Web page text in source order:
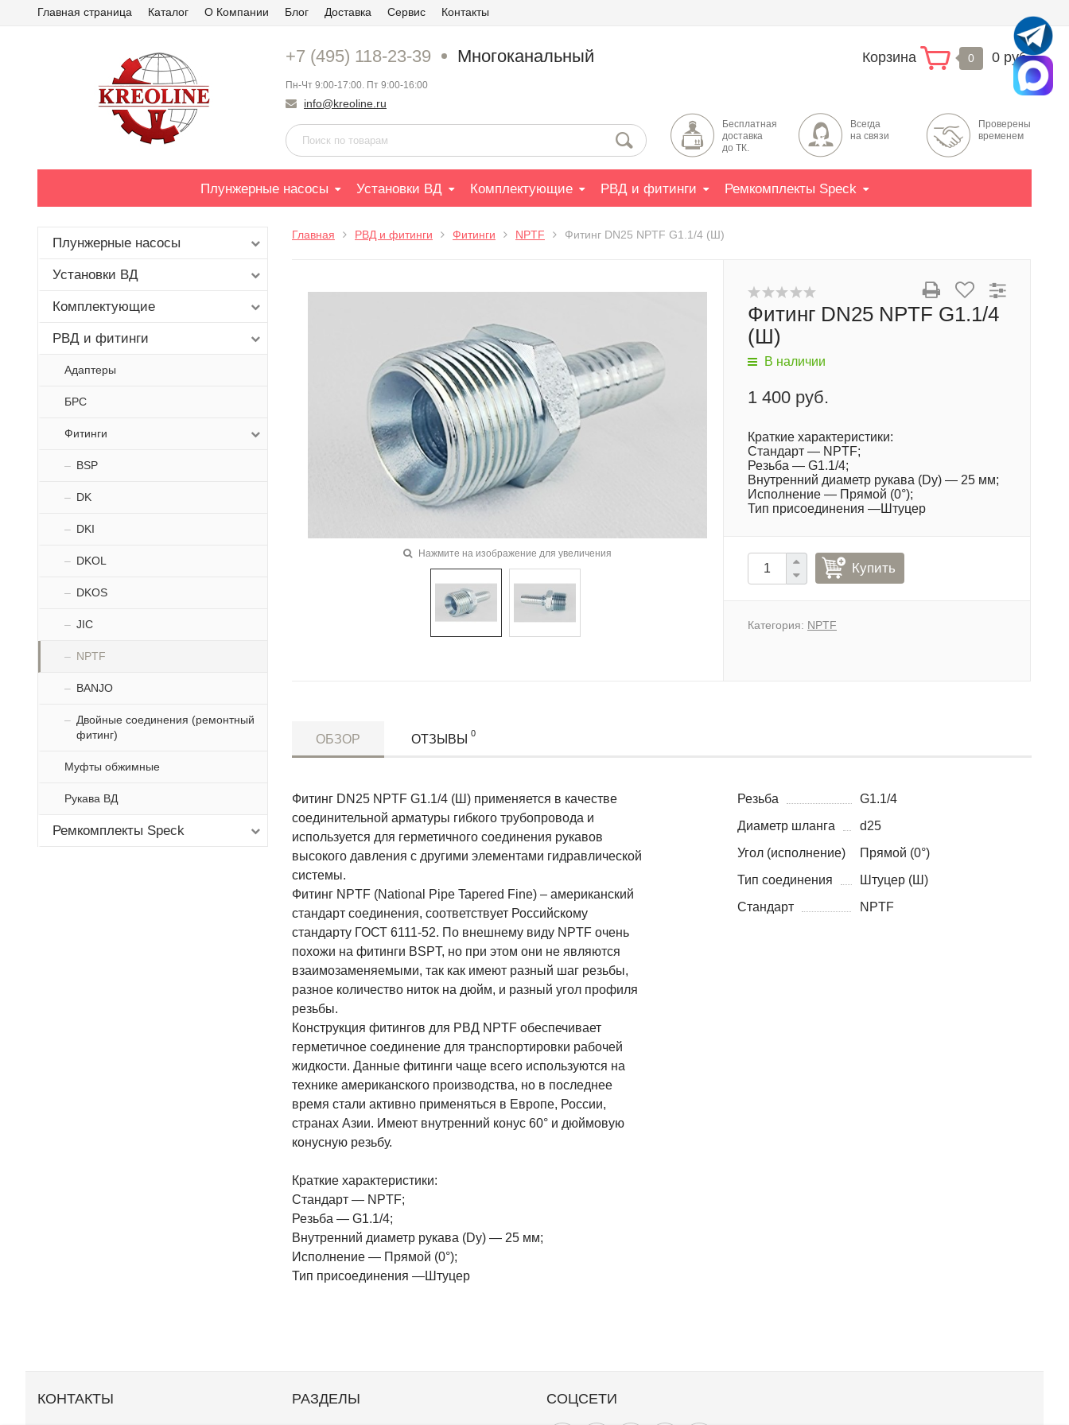
Главная страница Каталог О Компании Блог Доставка Сервис Контакты
+7 (495) 118-23-39 Многоканальный
Пн-Чт 9:00-17:00. Пт 9:00-16:00
info@kreoline.ru
Корзина 0 0 руб.
Бесплатная
доставка
до ТК.
Всегда
на связи
Проверены
временем
Плунжерные насосы Установки ВД Комплектующие РВД и фитинги Ремкомплекты Speck
Плунжерные насосы
Установки ВД
Комплектующие
РВД и фитинги
Адаптеры
БРС
Фитинги
BSP
DK
DKI
DKOL
DKOS
JIC
NPTF
BANJO
Двойные соединения (ремонтный
фитинг)
Муфты обжимные
Рукава ВД
Ремкомплекты Speck
Главная РВД и фитинги Фитинги NPTF Фитинг DN25 NPTF G1.1/4 (Ш)
Нажмите на изображение для увеличения
Фитинг DN25 NPTF G1.1/4
(Ш)
В наличии
1 400 руб.
Краткие характеристики:
Стандарт — NPTF;
Резьба — G1.1/4;
Внутренний диаметр рукава (Dy) — 25 мм;
Исполнение — Прямой (0°);
Тип присоединения —Штуцер
Купить
Категория: NPTF
ОБЗОР ОТЗЫВЫ 0
Фитинг DN25 NPTF G1.1/4 (Ш) применяется в качестве
соединительной арматуры гибкого трубопровода и
используется для герметичного соединения рукавов
высокого давления с другими элементами гидравлической
системы.
Фитинг NPTF (National Pipe Tapered Fine) – американский
стандарт соединения, соответствует Российскому
стандарту ГОСТ 6111-52. По внешнему виду NPTF очень
похожи на фитинги BSPT, но при этом они не являются
взаимозаменяемыми, так как имеют разный шаг резьбы,
разное количество ниток на дюйм, и разный угол профиля
резьбы.
Конструкция фитингов для РВД NPTF обеспечивает
герметичное соединение для транспортировки рабочей
жидкости. Данные фитинги чаще всего используются на
технике американского производства, но в последнее
время стали активно применяться в Европе, России,
странах Азии. Имеют внутренний конус 60° и дюймовую
конусную резьбу.
Краткие характеристики:
Стандарт — NPTF;
Резьба — G1.1/4;
Внутренний диаметр рукава (Dy) — 25 мм;
Исполнение — Прямой (0°);
Тип присоединения —Штуцер
Резьба
G1.1/4
Диаметр шланга
d25
Угол (исполнение)
Прямой (0°)
Тип соединения
Штуцер (Ш)
Стандарт
NPTF
КОНТАКТЫ РАЗДЕЛЫ СОЦСЕТИ